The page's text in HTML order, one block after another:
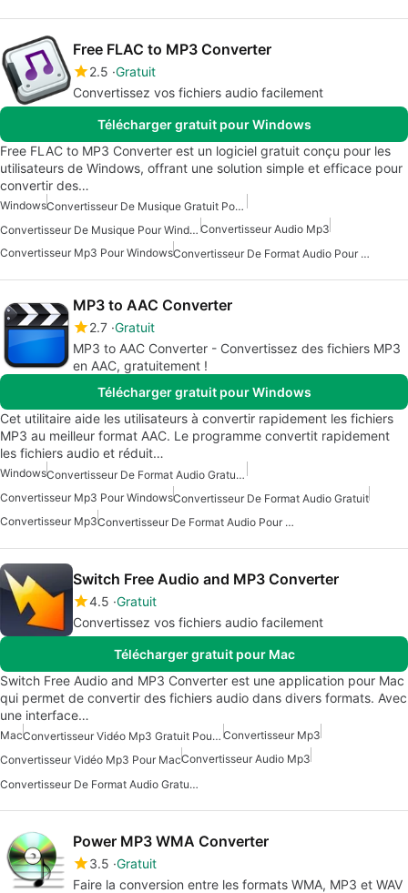
Free FLAC to MP3 Converter
2.5 Gratuit
Convertissez vos fichiers audio facilement
Télécharger gratuit pour Windows
Free FLAC to MP3 Converter est un logiciel gratuit conçu pour les
utilisateurs de Windows, offrant une solution simple et efficace pour
convertir des…
Windows
Convertisseur De Musique Gratuit Pour Windows
Convertisseur De Musique Pour Windows Convertisseur Audio Mp3
Convertisseur Mp3 Pour Windows
Convertisseur De Format Audio Pour Windows
MP3 to AAC Converter
2.7 Gratuit
MP3 to AAC Converter - Convertissez des fichiers MP3
en AAC, gratuitement !
Télécharger gratuit pour Windows
Cet utilitaire aide les utilisateurs à convertir rapidement les fichiers
MP3 au meilleur format AAC. Le programme convertit rapidement
les fichiers audio et réduit…
Windows
Convertisseur De Format Audio Gratuit Pour Windows
Convertisseur Mp3 Pour WindowsConvertisseur De Format Audio Gratuit
Convertisseur Mp3
Convertisseur De Format Audio Pour Windows
Switch Free Audio and MP3 Converter
4.5 Gratuit
Convertissez vos fichiers audio facilement
Télécharger gratuit pour Mac
Switch Free Audio and MP3 Converter est une application pour Mac
qui permet de convertir des fichiers audio dans divers formats. Avec
une interface…
Mac Convertisseur Vidéo Mp3 Gratuit Pour Mac Convertisseur Mp3
Convertisseur Vidéo Mp3 Pour MacConvertisseur Audio Mp3
Convertisseur De Format Audio Gratuit Pour Mac
Power MP3 WMA Converter
3.5 Gratuit
Faire la conversion entre les formats WMA, MP3 et WAV